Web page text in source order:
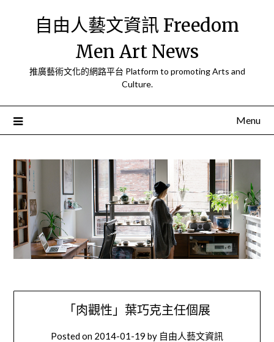
自由人藝文資訊 Freedom
Men Art News
推廣藝術文化的網路平台 Platform to promoting Arts and
Culture.
Menu
「肉觀性」葉巧克主任個展
Posted on 2014-01-19 by 自由人藝文資訊